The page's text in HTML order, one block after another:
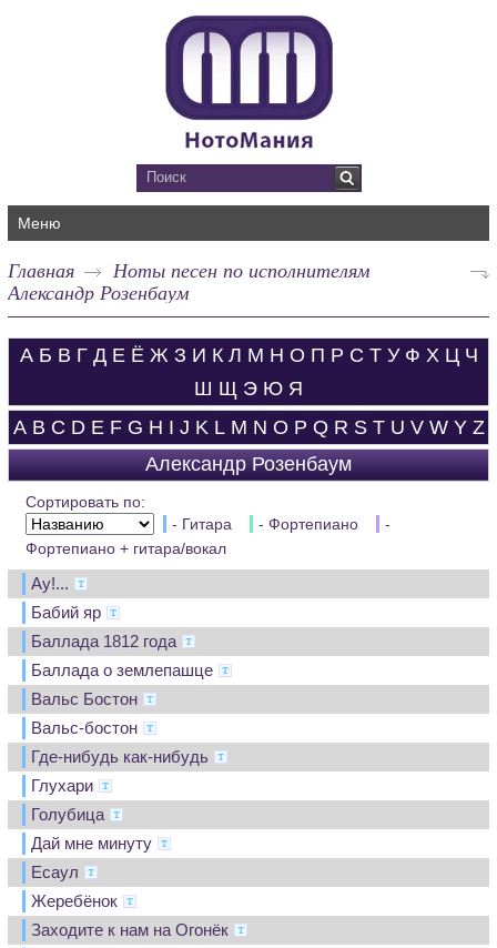
Меню
Главная
Ноты песен по исполнителям
Александр Розенбаум
А Б В Г Д Е Ё Ж З И К Л М Н О П Р С Т У Ф Х Ц Ч
Ш Щ Э Ю Я
A B C D E F G H I J K L M N O P Q R S T U V W Y Z
Александр Розенбаум
Сортировать по:
- Гитара
- Фортепиано
-
Фортепиано + гитара/вокал
Ау!...
Бабий яр
Баллада 1812 года
Баллада о землепашце
Вальс Бостон
Вальс-бостон
Где-нибудь как-нибудь
Глухари
Голубица
Дай мне минуту
Есаул
Жеребёнок
Заходите к нам на Огонёк